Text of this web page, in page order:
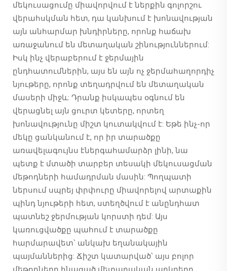
մեկուսացումը միավորվում է ներքին գոլորշու
վերահսկման հետ, դա կանխում է խոնավության
այն անհարմար խնդիրները, որոնք հաճախ
առաջանում են մետաղական շինություններում:
Իսկ ինչ վերաբերում է ջերմային
ընդհատումներին, այս են այն ոչ ջերմահաղորդիչ
նյութերը, որոնք տեղադրվում են մետաղական
մասերի միջև: Դրանք իսկապես օգնում են
վերացնել այն ցուրտ կետերը, որտեղ
խոնավությունը միշտ կուտակվում է: Եթե ինչ-որ
մեկը ցանկանում է, որ իր տարածքը
առավելագույնս էներգահամարձր լինի, նա
պետք է մտածի տարբեր տեսակի մեկուսացման
մեթոդների համադրման մասին: Պողպատի
ներսում սպրեյ փրփուրը միավորելով արտաքին
պինդ նյութերի հետ, ստեղծվում է անընդհատ
պատնեշ ջերմության կորստի դեմ: Այս
կառուցվածքը պահում է տարածքը
հարմարավետ՝ անկախ եղանակային
պայմաններից: Ճիշտ կատարված՝ այս բոլոր